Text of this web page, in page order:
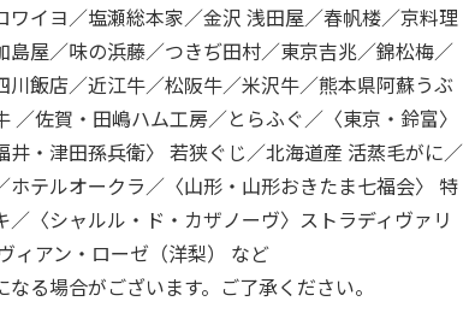
ニッ
タ
さ
TIMEBook(R)
Premium Premium
S…
60,500円
(送料別・税込)
【とっておきのニッ
ポンを贈る】 カタ
ログギフト 詩（う
た）
6,490円
(送料別・税込)
TIMEBook(R)
Premium Luxury
Sp…
5.0（1）
108,900円
(送料別・税込)
ワイヨ／塩瀬総本家／金沢 浅田屋／春帆楼／京料理
島屋／味の浜藤／つきぢ田村／東京吉兆／錦松梅／
川飯店／近江牛／松阪牛／米沢牛／熊本県阿蘇うぶ
／佐賀・田嶋ハム工房／とらふぐ／〈東京・鈴富〉
井・津田孫兵衛〉 若狭ぐじ／北海道産 活蒸毛がに／
ホテルオークラ／〈山形・山形おきたま七福会〉 特
／〈シャルル・ド・カザノーヴ〉ストラディヴァリ
ィアン・ローゼ（洋梨） など
る場合がございます。ご了承ください。